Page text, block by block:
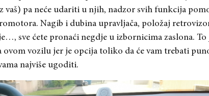
vaš) pa neće udariti u njih, nadzor svih funkcija
Nagib i dubina upravljača, položaj
sve ćete pronaći negdje u izbornicima zaslona. To
vozilu jer je opcija toliko da će vam trebati
najviše ugoditi.